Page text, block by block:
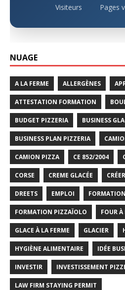
Visiteurs Pages
NUAGE
A LA FERME ALLERGÈNES
ATTESTATION FORMATION
BUDGET PIZZERIA BUSINESS
BUSINESS PLAN PIZZERIA
CAMION PIZZA CE 852/2004
CORSE CREME GLACÉE
DREETS EMPLOI FORMATION
FORMATION PIZZAÏOLO FOUR
GLACE À LA FERME GLACIER
HYGIÈNE ALIMENTAIRE IDÉE
INVESTIR INVESTISSEMENT
LAW FIRM STAYING PERMIT